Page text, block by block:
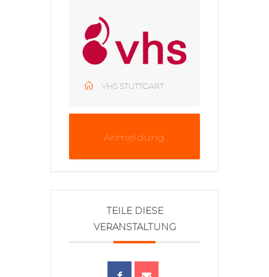
VHS STUTTGART
Anmeldung
TEILE DIESE
VERANSTALTUNG